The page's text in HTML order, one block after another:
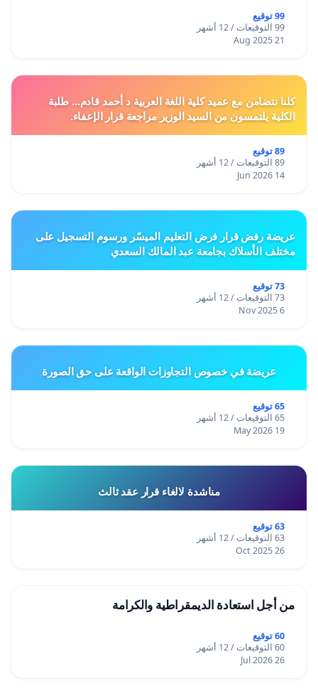
99 توقيع
99 التوقيعات / 12 أشهر
21 Aug 2025
كلنا نتضامن مع عميد كلية اللغة العربية د أحمد قادم... طلبة
الكلية يلتمسون من السيد الوزير مراجعة قرار الإعفاء.
89 توقيع
89 التوقيعات / 12 أشهر
14 Jun 2026
عريضة رفض قرار فرض التعليم الميسّر ورسوم التسجيل على
مختلف الأسلاك بجامعة عبد المالك السعدي
73 توقيع
73 التوقيعات / 12 أشهر
6 Nov 2025
عريضة في خصوص التجاوزات الواقعة على حق الصورة
65 توقيع
65 التوقيعات / 12 أشهر
19 May 2026
مناشدة لالغاء قرار عقد ثالث
63 توقيع
63 التوقيعات / 12 أشهر
26 Oct 2025
من أجل استعادة الديمقراطية والكرامة
60 توقيع
60 التوقيعات / 12 أشهر
26 Jul 2026